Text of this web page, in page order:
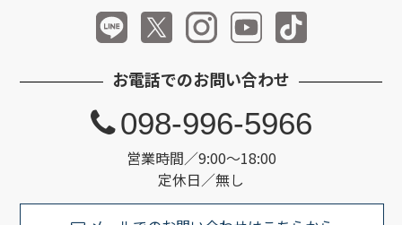
お電話でのお問い合わせ
営業時間／9:00～18:00
定休日／無し
098-996-5966